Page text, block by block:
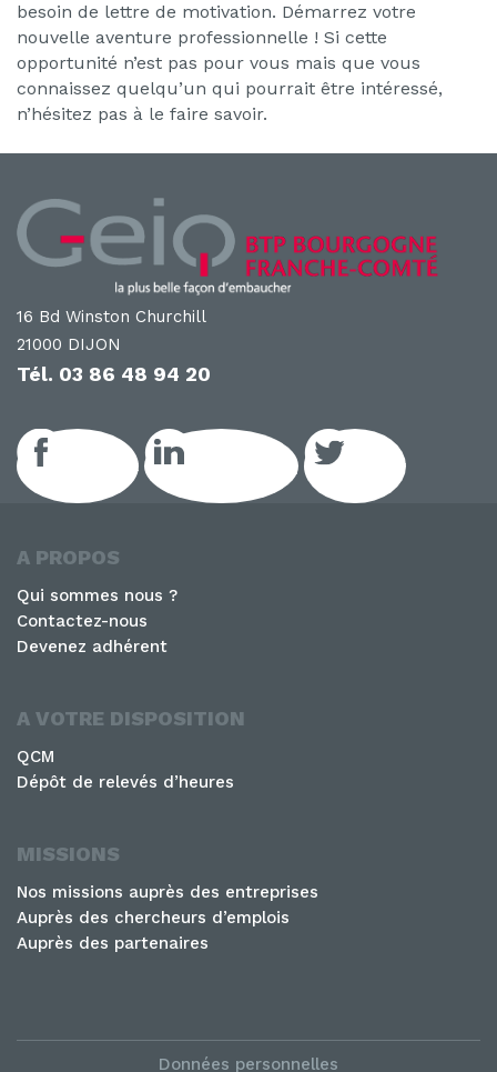
besoin de lettre de motivation. Démarrez votre
nouvelle aventure professionnelle ! Si cette
opportunité n’est pas pour vous mais que vous
connaissez quelqu’un qui pourrait être intéressé,
n’hésitez pas à le faire savoir.
16 Bd Winston Churchill
21000 DIJON
Tél. 03 86 48 94 20
Facebook LinkedIn GEIQ Twitter
A PROPOS
Qui sommes nous ?
Contactez-nous
Devenez adhérent
A VOTRE DISPOSITION
QCM
Dépôt de relevés d’heures
MISSIONS
Nos missions auprès des entreprises
Auprès des chercheurs d’emplois
Auprès des partenaires
Données personnelles